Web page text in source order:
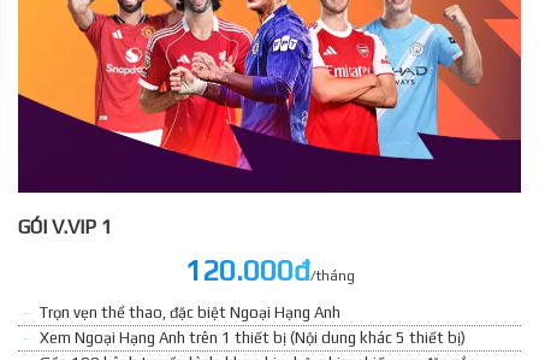
GÓI V.VIP 1
120.000đ/tháng
Trọn vẹn thể thao, đặc biệt Ngoại Hạng Anh
Xem Ngoại Hạng Anh trên 1 thiết bị (Nội dung khác 5 thiết bị)